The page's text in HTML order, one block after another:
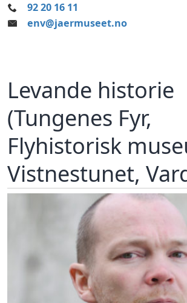
92 20 16 11
env@jaermuseet.no
Levande historie
(Tungenes Fyr,
Flyhistorisk
Vistnestunet,